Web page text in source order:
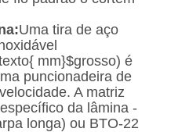
Uma tira de aço
mm}$grosso) é
puncionadeira de
A matriz
da lâmina -
longa) ou BTO-22